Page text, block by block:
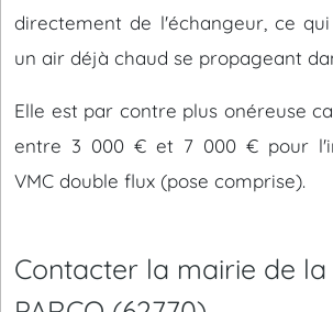
directement de l'échangeur, ce
un air déjà chaud se propageant
Elle est par contre plus onéreuse
entre 3 000 € et 7 000 € pour
VMC double flux (pose comprise).
Contacter la mairie de la